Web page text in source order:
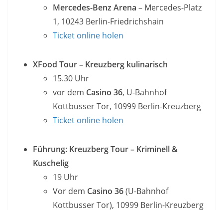
Mercedes-Benz Arena – Mercedes-Platz
1, 10243 Berlin-Friedrichshain
Ticket online holen
XFood Tour – Kreuzberg kulinarisch
15.30 Uhr
vor dem Casino 36, U-Bahnhof
Kottbusser Tor, 10999 Berlin-Kreuzberg
Ticket online holen
Führung: Kreuzberg Tour – Kriminell &
Kuschelig
19 Uhr
Vor dem Casino 36(U-Bahnhof
Kottbusser Tor), 10999 Berlin-Kreuzberg